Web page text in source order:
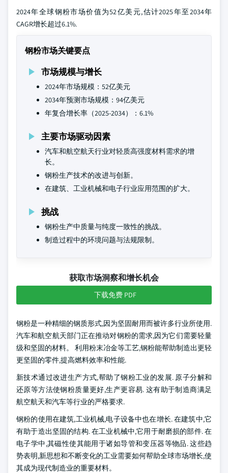
2024年全球钢粉市场价值为52亿美元,估计2025年至2034年
CAGR增长超过6.1%.
钢粉市场关键要点
市场规模与增长
2024年市场规模：52亿美元
2034年预测市场规模：94亿美元
年复合增长率（2025-2034）：6.1%
主要市场驱动因素
汽车和航空航天行业对轻质高强度材料需求的增
长。
钢粉生产技术的改进与创新。
在建筑、工业机械和电子行业应用范围的扩大。
挑战
钢粉生产中质量与纯度一致性的挑战。
制造过程中的环境问题与法规限制。
获取市场洞察和增长机会
下载免费 PDF
钢粉是一种精细的钢质形式,因为坚固耐用而被许多行业所使用.
汽车和航空航天部门正在推动对钢粉的需求,因为它们需要轻量
级和坚固的材料。 利用粉末冶金等工艺,钢粉能帮助制造出更轻
更坚固的零件,提高燃料效率和性能.
新技术通过改进生产方式,帮助了钢粉工业的发展. 原子分解和
还原等方法使钢粉质量更好,生产更容易. 这有助于制造商满足
航空航天和汽车等行业的严格要求.
钢粉的使用在建筑,工业机械,电子设备中也在增长. 在建筑中,它
有助于造出坚固的结构. 在工业机械中,它用于耐磨损的部件. 在
电子学中,其磁性使其能用于诸如导管和变压器等物品. 这些趋
势表明,新思想和不断变化的工业需要如何帮助全球市场增长,使
其成为现代制造业的重要材料。